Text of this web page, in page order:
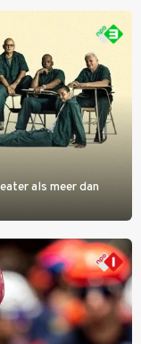
als meer dan